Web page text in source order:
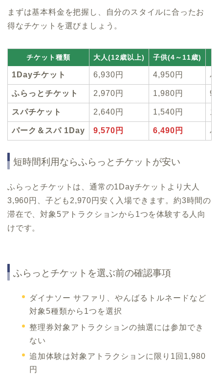
まずは基本料金を把握し、自分のスタイルに合ったお
得なチケットを選びましょう。
チケット種類 大人(12歳以上) 子供(4～11歳)
1Dayチケット 6,930円 4,950円
ふらっとチケット 2,970円 1,980円 9
スパチケット 2,640円 1,540円
パーク＆スパ 1Day 9,570円 6,490円
短時間利用ならふらっとチケットが安い
ふらっとチケットは、通常の1Dayチケットより大人
3,960円、子ども2,970円安く入場できます。約3時間の
滞在で、対象5アトラクションから1つを体験する人向
けです。
ふらっとチケットを選ぶ前の確認事項
ダイナソー サファリ、やんばるトルネードなど
対象5種類から1つを選択
整理券対象アトラクションの抽選には参加でき
ない
追加体験は対象アトラクションに限り1回1,980
円